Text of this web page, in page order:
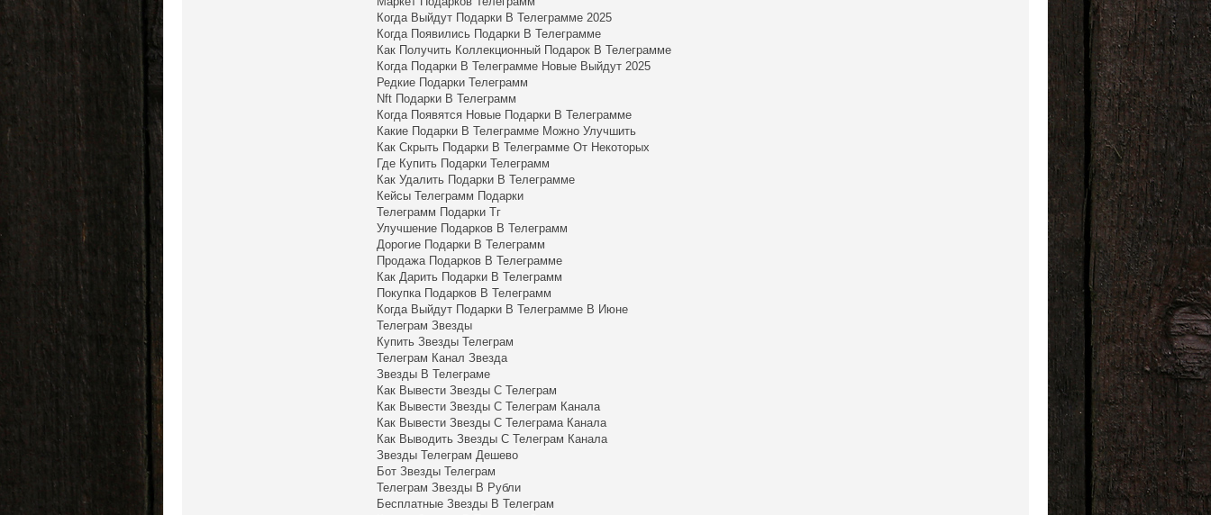
Когда Выйдут Подарки В Телеграмме 2025
Когда Появились Подарки В Телеграмме
Как Получить Коллекционный Подарок В Телеграмме
Когда Подарки В Телеграмме Новые Выйдут 2025
Редкие Подарки Телеграмм
Nft Подарки В Телеграмм
Когда Появятся Новые Подарки В Телеграмме
Какие Подарки В Телеграмме Можно Улучшить
Как Скрыть Подарки В Телеграмме От Некоторых
Где Купить Подарки Телеграмм
Как Удалить Подарки В Телеграмме
Кейсы Телеграмм Подарки
Телеграмм Подарки Тг
Улучшение Подарков В Телеграмм
Дорогие Подарки В Телеграмм
Продажа Подарков В Телеграмме
Как Дарить Подарки В Телеграмм
Покупка Подарков В Телеграмм
Когда Выйдут Подарки В Телеграмме В Июне
Телеграм Звезды
Купить Звезды Телеграм
Телеграм Канал Звезда
Звезды В Телеграме
Как Вывести Звезды С Телеграм
Как Вывести Звезды С Телеграм Канала
Как Вывести Звезды С Телеграма Канала
Как Выводить Звезды С Телеграм Канала
Звезды Телеграм Дешево
Бот Звезды Телеграм
Телеграм Звезды В Рубли
Бесплатные Звезды В Телеграм